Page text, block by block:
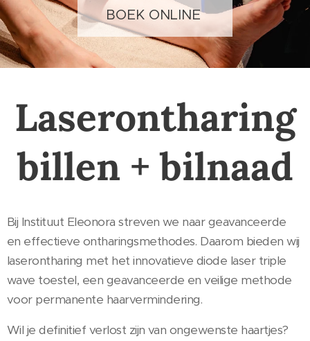
BOEK ONLINE
Laserontharing
billen + bilnaad
Bij Instituut Eleonora streven we naar geavanceerde
en effectieve ontharingsmethodes. Daarom bieden wij
laserontharing met het innovatieve diode laser triple
wave toestel, een geavanceerde en veilige methode
voor permanente haarvermindering.
Wil je definitief verlost zijn van ongewenste haartjes?